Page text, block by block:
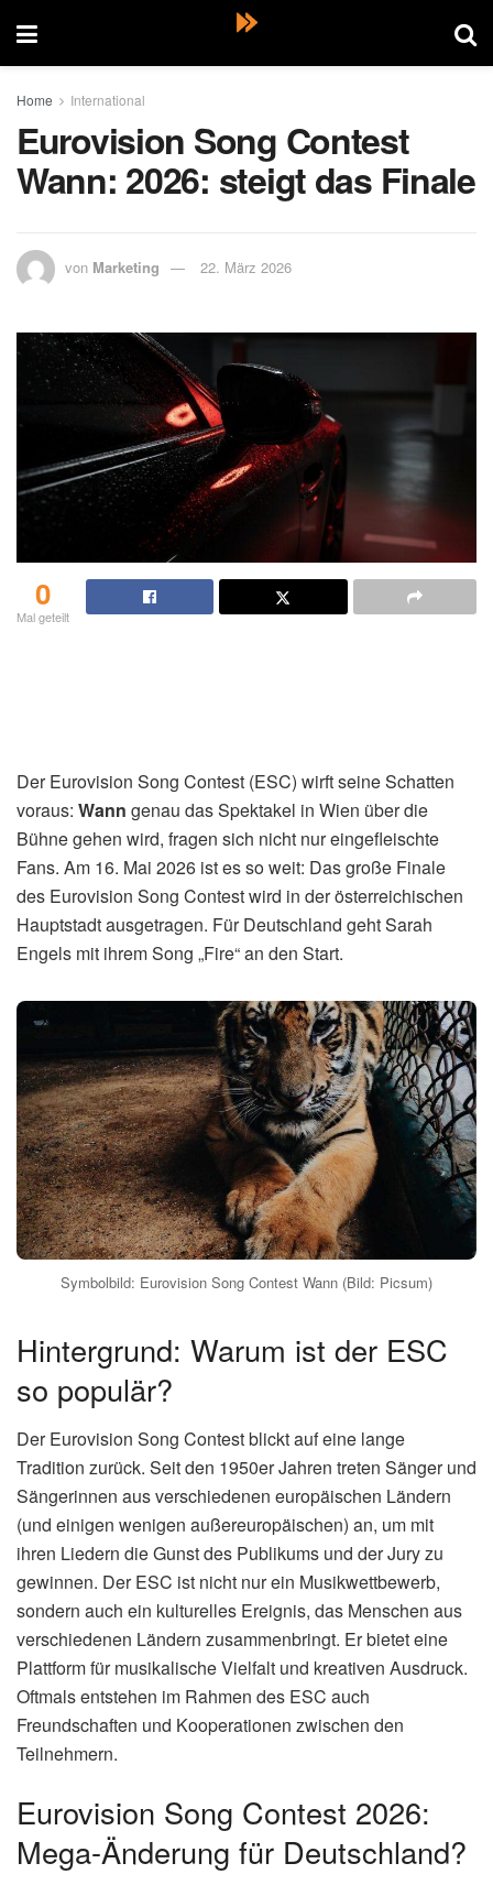
Home International
Eurovision Song Contest
Wann: 2026: steigt das Finale
von Marketing 22. März 2026
0
Mal geteilt
Der Eurovision Song Contest (ESC) wirft seine Schatten
voraus: Wann genau das Spektakel in Wien über die
Bühne gehen wird, fragen sich nicht nur eingefleischte
Fans. Am 16. Mai 2026 ist es so weit: Das große Finale
des Eurovision Song Contest wird in der österreichischen
Hauptstadt ausgetragen. Für Deutschland geht Sarah
Engels mit ihrem Song „Fire“ an den Start.
Symbolbild: Eurovision Song Contest Wann (Bild: Picsum)
Hintergrund: Warum ist der ESC
so populär?
Der Eurovision Song Contest blickt auf eine lange
Tradition zurück. Seit den 1950er Jahren treten Sänger und
Sängerinnen aus verschiedenen europäischen Ländern
(und einigen wenigen außereuropäischen) an, um mit
ihren Liedern die Gunst des Publikums und der Jury zu
gewinnen. Der ESC ist nicht nur ein Musikwettbewerb,
sondern auch ein kulturelles Ereignis, das Menschen aus
verschiedenen Ländern zusammenbringt. Er bietet eine
Plattform für musikalische Vielfalt und kreativen Ausdruck.
Oftmals entstehen im Rahmen des ESC auch
Freundschaften und Kooperationen zwischen den
Teilnehmern.
Eurovision Song Contest 2026:
Mega-Änderung für Deutschland?